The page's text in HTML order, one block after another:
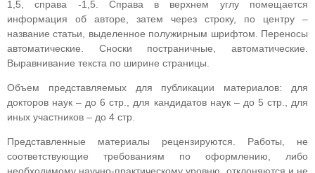
1,5, справа -1,5. Справа в верхнем углу помещается
информация об авторе, затем через строку, по центру –
название статьи, выделенное полужирным шрифтом. Переносы
автоматические. Сноски постраничные, автоматические.
Выравнивание текста по ширине страницы.
Объем представляемых для публикации материалов: для
докторов наук – до 6 стр., для кандидатов наук – до 5 стр., для
иных участников – до 4 стр.
Представленные материалы рецензируются. Работы, не
соответствующие требованиям по оформлению, либо
необходимому научно-практическому уровню, отклоняются и не